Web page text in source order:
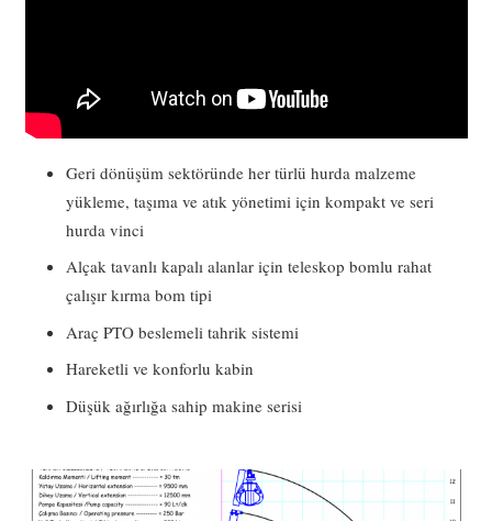
Geri dönüşüm sektöründe her türlü hurda malzeme
yükleme, taşıma ve atık yönetimi için kompakt ve seri
hurda vinci
Alçak tavanlı kapalı alanlar için teleskop bomlu rahat
çalışır kırma bom tipi
Araç PTO beslemeli tahrik sistemi
Hareketli ve konforlu kabin
Düşük ağırlığa sahip makine serisi